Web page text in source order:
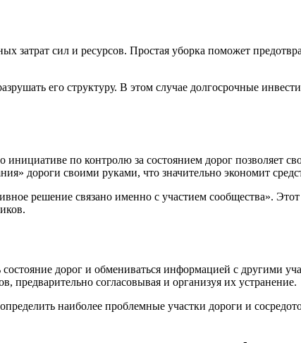
сил и ресурсов. Простая уборка поможет
его структуру. В этом случае долгосрочные
по контролю за состоянием дорог позволяет
дороги своими руками, что значительно экономит
решение связано именно с участием сообщества». Этот
дорог и обмениваться информацией с другими
согласовывая и организуя их устранение.
наиболее проблемные участки дороги и